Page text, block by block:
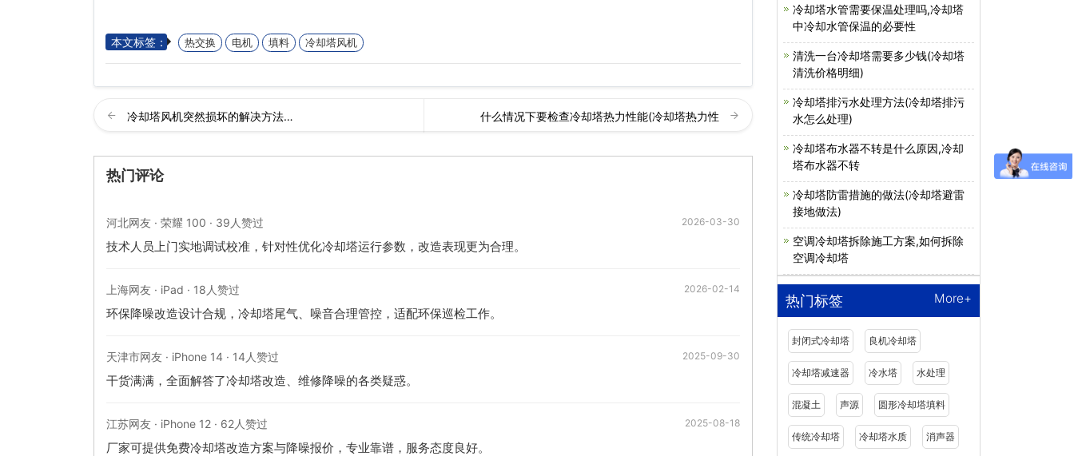
本文标签： 热交换 电机 填料 冷却塔风机
冷却塔风机突然损坏的解决方法… 什么情况下要检查冷却塔热力性能(冷却塔热力性
热门评论
河北网友 · 荣耀 100 · 39人赞过 2026-03-30
技术人员上门实地调试校准，针对性优化冷却塔运行参数，改造表现更为合理。
上海网友 · iPad · 18人赞过 2026-02-14
环保降噪改造设计合规，冷却塔尾气、噪音合理管控，适配环保巡检工作。
天津市网友 · iPhone 14 · 14人赞过 2025-09-30
干货满满，全面解答了冷却塔改造、维修降噪的各类疑惑。
江苏网友 · iPhone 12 · 62人赞过 2025-08-18
厂家可提供免费冷却塔改造方案与降噪报价，专业靠谱，服务态度良好。
冷却塔水管需要保温处理吗,冷却塔
中冷却水管保温的必要性
清洗一台冷却塔需要多少钱(冷却塔
清洗价格明细)
冷却塔排污水处理方法(冷却塔排污
水怎么处理)
冷却塔布水器不转是什么原因,冷却
塔布水器不转
冷却塔防雷措施的做法(冷却塔避雷
接地做法)
空调冷却塔拆除施工方案,如何拆除
空调冷却塔
热门标签 More+
封闭式冷却塔 良机冷却塔
冷却塔减速器 冷水塔 水处理
混凝土 声源 圆形冷却塔填料
传统冷却塔 冷却塔水质 消声器